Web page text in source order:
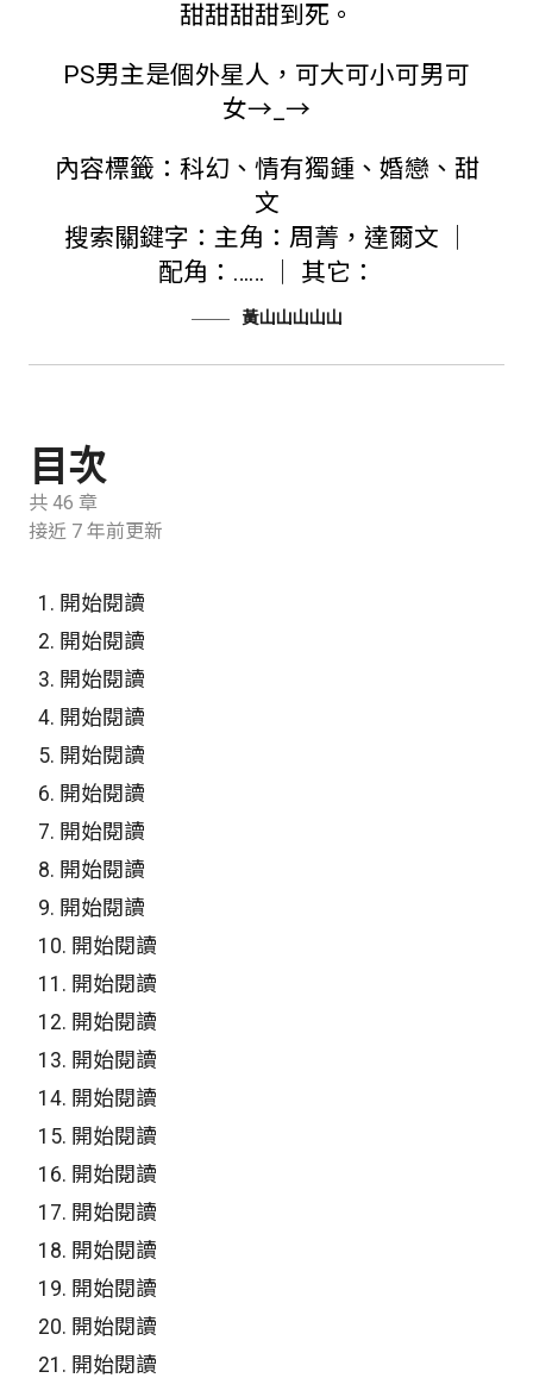
甜甜甜甜到死。
PS男主是個外星人，可大可小可男可
女→_→
內容標籤：科幻、情有獨鍾、婚戀、甜
文
搜索關鍵字：主角：周菁，達爾文 │
配角：…… │ 其它：
黃山山山山山
目次
共 46 章
接近 7 年前更新
1. 開始閱讀
2. 開始閱讀
3. 開始閱讀
4. 開始閱讀
5. 開始閱讀
6. 開始閱讀
7. 開始閱讀
8. 開始閱讀
9. 開始閱讀
10. 開始閱讀
11. 開始閱讀
12. 開始閱讀
13. 開始閱讀
14. 開始閱讀
15. 開始閱讀
16. 開始閱讀
17. 開始閱讀
18. 開始閱讀
19. 開始閱讀
20. 開始閱讀
21. 開始閱讀